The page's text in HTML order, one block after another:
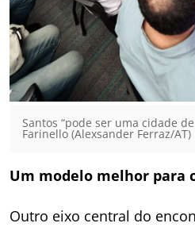
Santos “pode ser uma cidade
Farinello (Alexsander Ferraz/AT)
Um modelo melhor para
Outro eixo central do